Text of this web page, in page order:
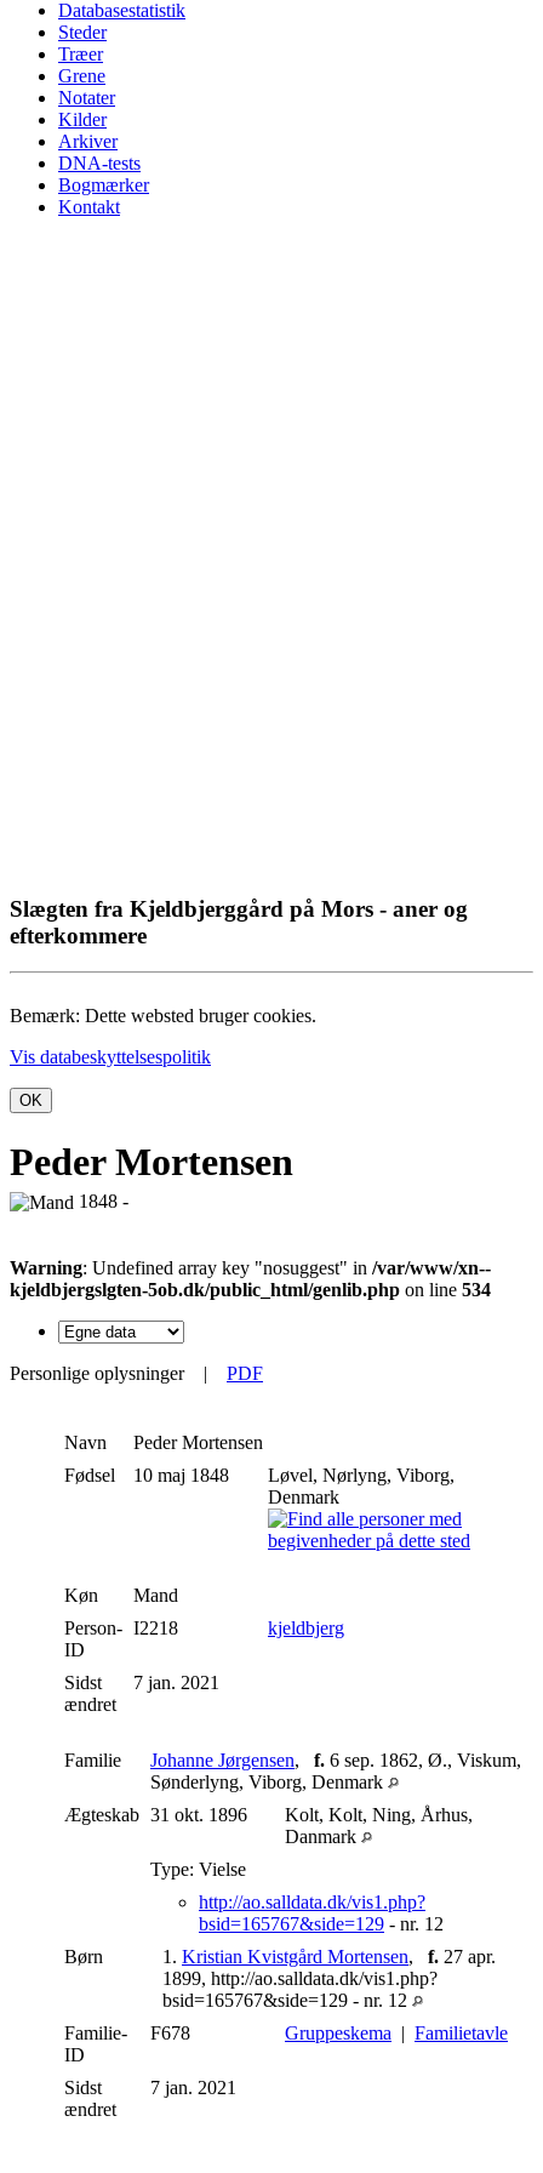
Databasestatistik
Steder
Træer
Grene
Notater
Kilder
Arkiver
DNA-tests
Bogmærker
Kontakt
Slægten fra Kjeldbjerggård på Mors - aner og
efterkommere
Bemærk: Dette websted bruger cookies.
Vis databeskyttelsespolitik
OK
Peder Mortensen
1848 -
Warning: Undefined array key "nosuggest" in /var/www/xn--
kjeldbjergslgten-5ob.dk/public_html/genlib.php on line 534
Personlige oplysninger| PDF
Navn Peder Mortensen
Fødsel
10 maj 1848
Løvel, Nørlyng, Viborg,
Denmark
Køn
Mand
Person-
ID
I2218 kjeldbjerg
Sidst
ændret
7 jan. 2021
Familie Johanne Jørgensen, f. 6 sep. 1862, Ø., Viskum,
Sønderlyng, Viborg, Denmark
Ægteskab 31 okt. 1896
Kolt, Kolt, Ning, Århus,
Danmark
Type: Vielse
http://ao.salldata.dk/vis1.php?
bsid=165767&side=129 - nr. 12
Børn
1. Kristian Kvistgård Mortensen, f. 27 apr.
1899, http://ao.salldata.dk/vis1.php?
bsid=165767&side=129 - nr. 12
Familie-
ID
F678 Gruppeskema | Familietavle
Sidst
ændret
7 jan. 2021